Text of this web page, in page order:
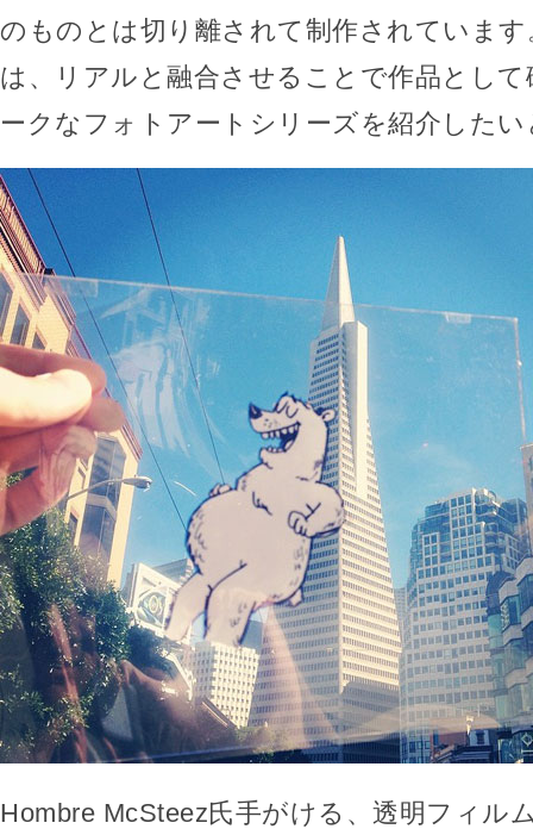
のものとは切り離されて制作されていま
は、リアルと融合させることで作品とし
ークなフォトアートシリーズを紹介した
Hombre McSteez氏手がける、透明フィル